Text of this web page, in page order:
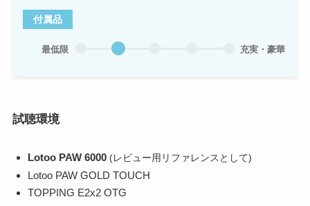
付属品
最低限 充実・豪華
試聴環境
Lotoo PAW 6000 (レビュー用リファレンスとして)
Lotoo PAW GOLD TOUCH
TOPPING E2x2 OTG